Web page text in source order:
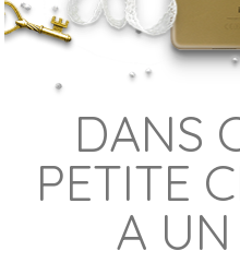
DANS
PETITE
A